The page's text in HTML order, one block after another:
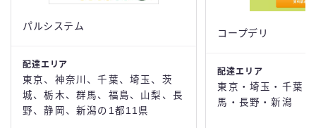
パルシステム
配達エリア
東京、神奈川、千葉、埼玉、茨
城、栃木、群馬、福島、山梨、長
野、静岡、新潟の1都11県
コープデリ
配達エリア
東京・埼玉・千葉
馬・長野・新潟